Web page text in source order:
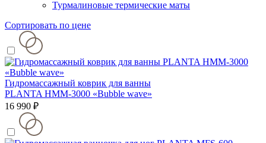
Турмалиновые термические маты
Сортировать по цене
Гидромассажный коврик для ванны
PLANTA HMM-3000 «Bubble wave»
16 990 ₽